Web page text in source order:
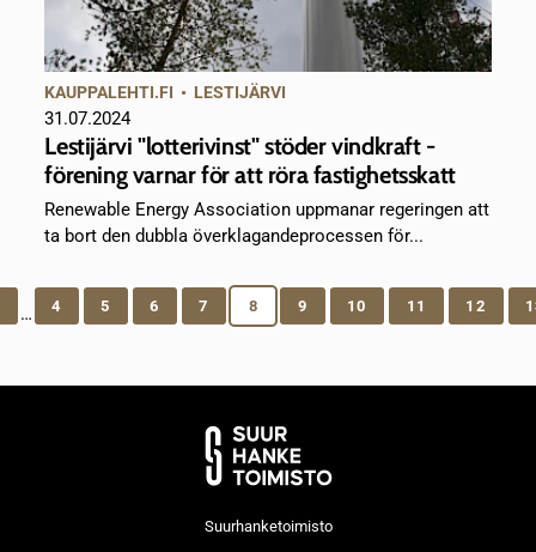
KAUPPALEHTI.FI • LESTIJÄRVI
31.07.2024
Lestijärvi "lotterivinst" stöder vindkraft -
förening varnar för att röra fastighetsskatt
Renewable Energy Association uppmanar regeringen att
ta bort den dubbla överklagandeprocessen för...
… 4 5 6 7 8 9 10 11 12
Suurhanketoimisto